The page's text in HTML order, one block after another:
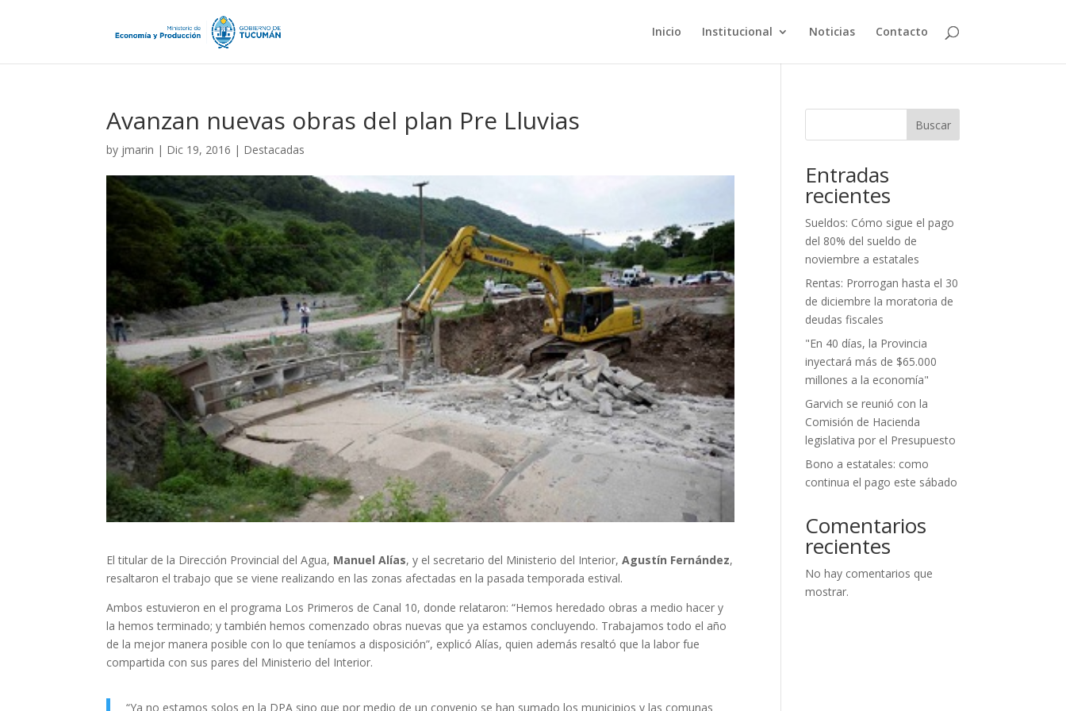
Inicio Institucional Noticias Contacto
Avanzan nuevas obras del plan Pre Lluvias
by jmarin | Dic 19, 2016 | Destacadas
El titular de la Dirección Provincial del Agua, Manuel Alías, y el secretario del Ministerio del Interior,Agustín Fernández,
resaltaron el trabajo que se viene realizando en las zonas afectadas en la pasada temporada estival.
Ambos estuvieron en el programa Los Primeros de Canal 10, donde relataron: “Hemos heredado obras a medio hacer y
la hemos terminado; y también hemos comenzado obras nuevas que ya estamos concluyendo. Trabajamos todo el año
de la mejor manera posible con lo que teníamos a disposición”, explicó Alías, quien además resaltó que la labor fue
compartida con sus pares del Ministerio del Interior.
“Ya no estamos solos en la DPA sino que por medio de un convenio se han sumado los municipios y las comunas
Buscar
Entradas
recientes
Sueldos: Cómo sigue el pago
del 80% del sueldo de
noviembre a estatales
Rentas: Prorrogan hasta el 30
de diciembre la moratoria de
deudas fiscales
"En 40 días, la Provincia
inyectará más de $65.000
millones a la economía"
Garvich se reunió con la
Comisión de Hacienda
legislativa por el Presupuesto
Bono a estatales: como
continua el pago este sábado
Comentarios
recientes
No hay comentarios que
mostrar.